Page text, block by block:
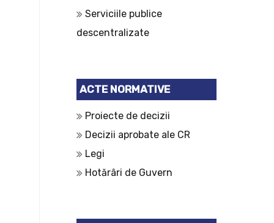
Serviciile publice
descentralizate
ACTE NORMATIVE
Proiecte de decizii
Decizii aprobate ale CR
Legi
Hotărâri de Guvern